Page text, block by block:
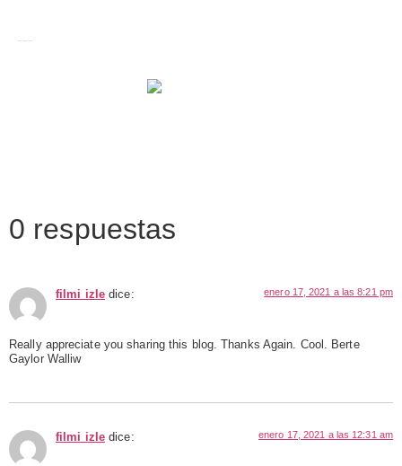
0 respuestas
filmi izle dice: enero 17, 2021 a las 8:21 pm
Really appreciate you sharing this blog. Thanks Again. Cool. Berte
Gaylor Walliw
filmi izle dice: enero 17, 2021 a las 12:31 am